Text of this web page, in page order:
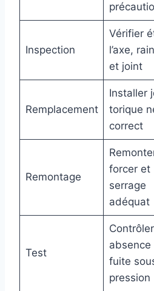
Inspection
Vérifier
l’axe,
et joint
Remplacement
Installer
torique
correct
Remontage
forcer et
serrage
adéquat
Test
Contrôler
absence
fuite
pression